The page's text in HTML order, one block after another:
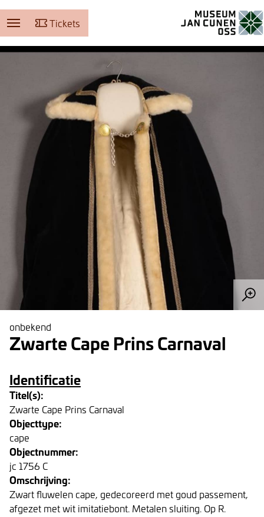
Tickets
onbekend
Zwarte Cape Prins Carnaval
Identificatie
Titel(s):
Zwarte Cape Prins Carnaval
Objecttype:
cape
Objectnummer:
jc 1756 C
Omschrijving:
Zwart fluwelen cape, gedecoreerd met goud passement,
afgezet met wit imitatiebont. Metalen sluiting. Op R.